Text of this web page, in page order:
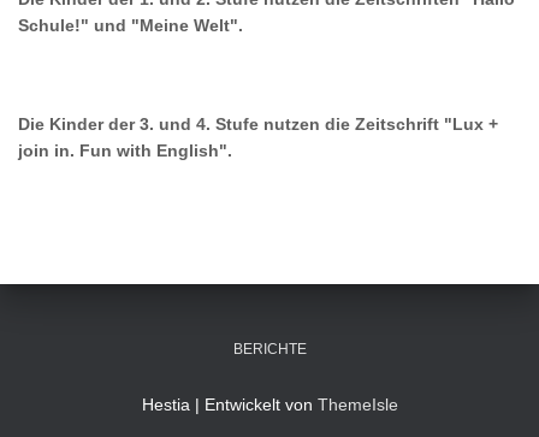
Schule!" und "Meine Welt".
Die Kinder der 3. und 4. Stufe nutzen die Zeitschrift "Lux +
join in. Fun with English".
BERICHTE
Hestia | Entwickelt von ThemeIsle